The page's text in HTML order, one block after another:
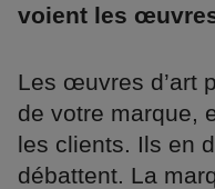
voient les
Les œuvres d’art
de votre marque,
les clients. Ils en
débattent. La